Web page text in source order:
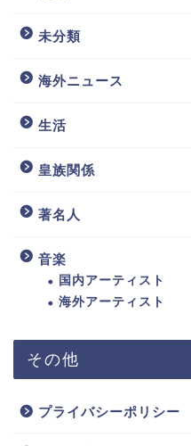
未分類
海外ニュース
生活
皇族関係
著名人
音楽
国内アーティスト
海外アーティスト
その他
プライバシーポリシー